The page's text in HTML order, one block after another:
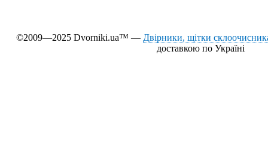
©2009—2025 Dvorniki.ua™ — Двірники, щітки
доставкою по Україні